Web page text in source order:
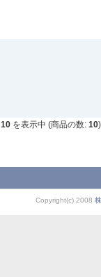
10 を表示中 (商品の数: 10)
Copyright(c) 2008